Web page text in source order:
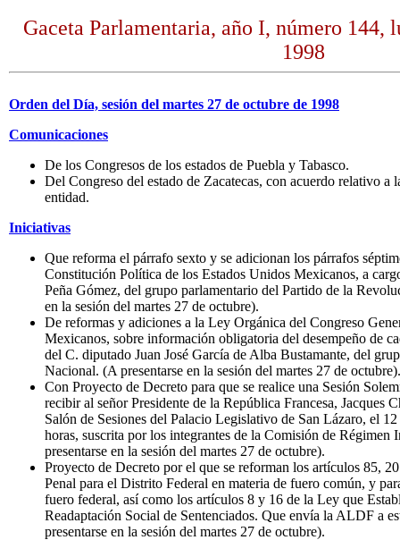
Gaceta Parlamentaria, año I, número 144,
1998
Orden del Día, sesión del martes 27 de octubre de 1998
Comunicaciones
De los Congresos de los estados de Puebla y Tabasco.
Del Congreso del estado de Zacatecas, con acuerdo relativo a
entidad.
Iniciativas
Que reforma el párrafo sexto y se adicionan los párrafos
Constitución Política de los Estados Unidos Mexicanos, a
Peña Gómez, del grupo parlamentario del Partido de la
en la sesión del martes 27 de octubre).
De reformas y adiciones a la Ley Orgánica del Congreso
Mexicanos, sobre información obligatoria del desempeño de
del C. diputado Juan José García de Alba Bustamante, del
Nacional. (A presentarse en la sesión del martes 27 de octubre).
Con Proyecto de Decreto para que se realice una Sesión
recibir al señor Presidente de la República Francesa, Jacques
Salón de Sesiones del Palacio Legislativo de San Lázaro, el
horas, suscrita por los integrantes de la Comisión de
presentarse en la sesión del martes 27 de octubre).
Proyecto de Decreto por el que se reforman los artículos 85,
Penal para el Distrito Federal en materia de fuero común, y
fuero federal, así como los artículos 8 y 16 de la Ley que
Readaptación Social de Sentenciados. Que envía la ALDF a
presentarse en la sesión del martes 27 de octubre).